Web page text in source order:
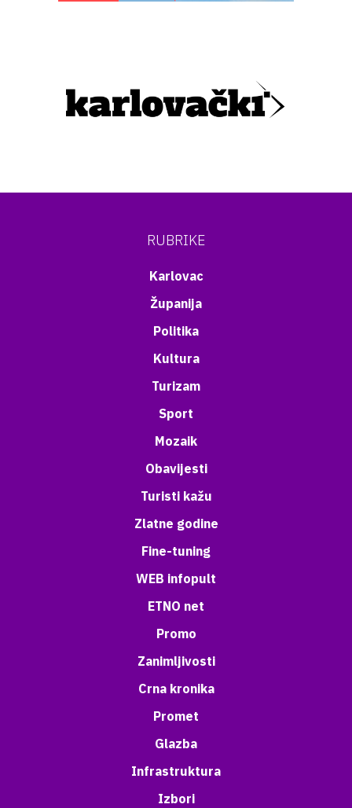
RUBRIKE
Karlovac
Županija
Politika
Kultura
Turizam
Sport
Mozaik
Obavijesti
Turisti kažu
Zlatne godine
Fine-tuning
WEB infopult
ETNO net
Promo
Zanimljivosti
Crna kronika
Promet
Glazba
Infrastruktura
Izbori